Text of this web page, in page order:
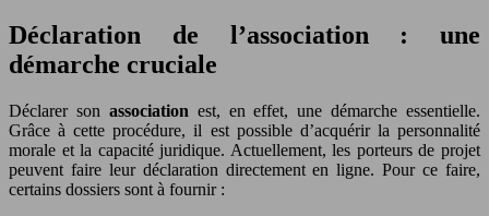
Déclaration de l’association : une
démarche cruciale
Déclarer son association est, en effet, une démarche essentielle.
Grâce à cette procédure, il est possible d’acquérir la personnalité
morale et la capacité juridique. Actuellement, les porteurs de projet
peuvent faire leur déclaration directement en ligne. Pour ce faire,
certains dossiers sont à fournir :